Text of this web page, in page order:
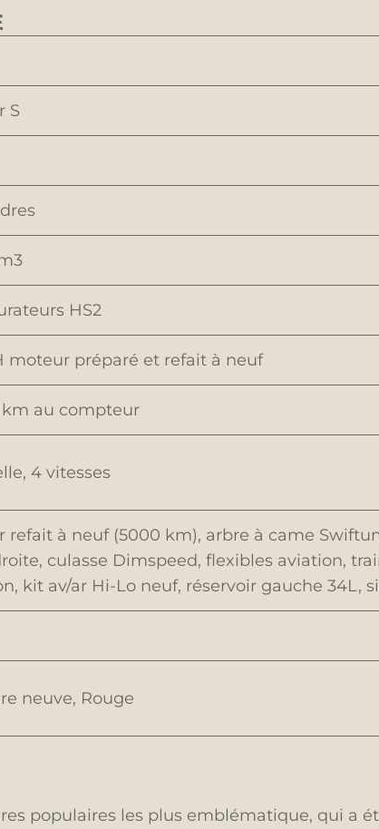
S
HS2
moteur préparé et refait à neuf
km au compteur
4 vitesses
refait à neuf (5000 km), arbre à came
culasse Dimspeed, flexibles aviation,
kit av/ar Hi-Lo neuf, réservoir gauche 34L,
neuve, Rouge
populaires les plus emblématique, qui a